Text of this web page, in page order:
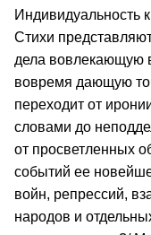
Индивидуальность
Стихи
дела вовлекающую
вовремя дающую
переходит от
словами до
от просветленных
событий ее
войн, репрессий,
народов и